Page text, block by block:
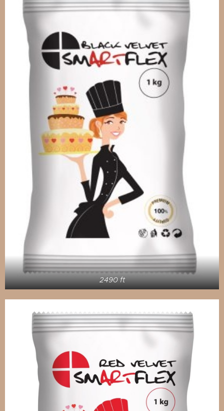
2490 ft